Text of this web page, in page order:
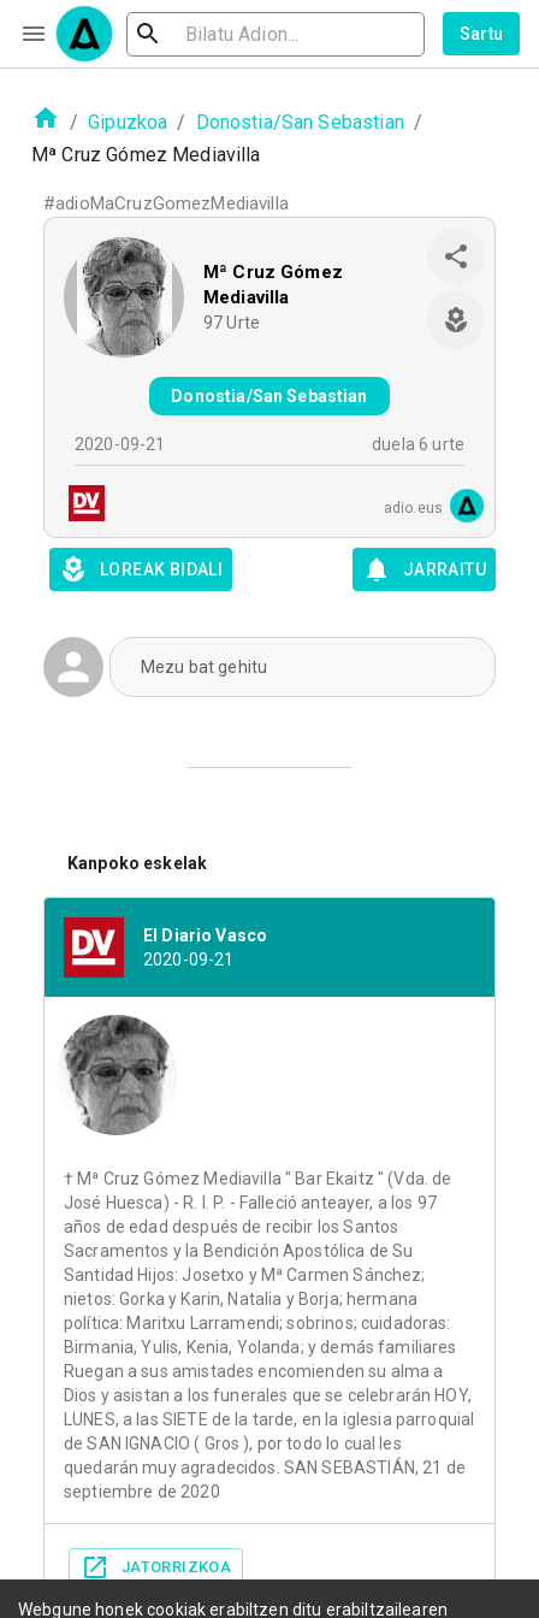
Sartu
/ Gipuzkoa / Donostia/San Sebastian /
Mª Cruz Gómez Mediavilla
#adioMaCruzGomezMediavilla
Mª Cruz Gómez
Mediavilla
97 Urte
Donostia/San Sebastian
2020-09-21 duela 6 urte
adio.eus
LOREAK BIDALI JARRAITU
Mezu bat gehitu
Kanpoko eskelak
El Diario Vasco
2020-09-21
† Mª Cruz Gómez Mediavilla " Bar Ekaitz " (Vda. de
José Huesca) - R. I. P. - Falleció anteayer, a los 97
años de edad después de recibir los Santos
Sacramentos y la Bendición Apostólica de Su
Santidad Hijos: Josetxo y Mª Carmen Sánchez;
nietos: Gorka y Karin, Natalia y Borja; hermana
política: Maritxu Larramendi; sobrinos; cuidadoras:
Birmania, Yulis, Kenia, Yolanda; y demás familiares
Ruegan a sus amistades encomienden su alma a
Dios y asistan a los funerales que se celebrarán HOY,
LUNES, a las SIETE de la tarde, en la iglesia parroquial
de SAN IGNACIO ( Gros ), por todo lo cual les
quedarán muy agradecidos. SAN SEBASTIÁN, 21 de
septiembre de 2020
JATORRIZKOA
Webgune honek cookiak erabiltzen ditu erabiltzailearen